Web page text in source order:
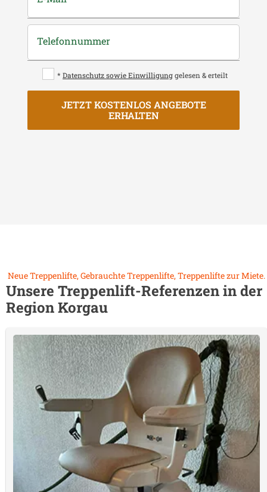
Telefonnummer
* Datenschutz sowie Einwilligung gelesen & erteilt
JETZT KOSTENLOS ANGEBOTE
ERHALTEN
Neue Treppenlifte, Gebrauchte Treppenlifte, Treppenlifte zur Miete.
Unsere Treppenlift-Referenzen in der
RegionKorgau